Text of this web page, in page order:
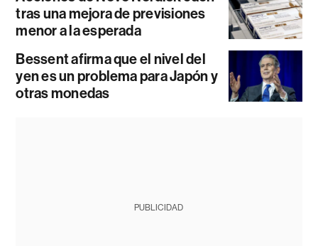
tras una mejora de previsiones
menor a la esperada
Bessent afirma que el nivel del
yen es un problema para Japón y
otras monedas
PUBLICIDAD